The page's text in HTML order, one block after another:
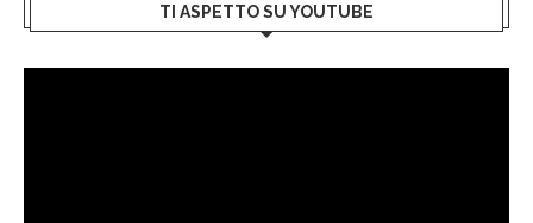
TI ASPETTO SU YOUTUBE